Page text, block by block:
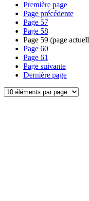
Première page
Page précédente
Page 57
Page 58
Page 59 (page
Page 60
Page 61
Page suivante
Dernière page